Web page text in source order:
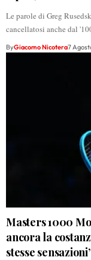
Le parole di Greg
cancellatosi anche dal
ByGiacomo Nicotera7
Masters 1000
ancora la
stesse